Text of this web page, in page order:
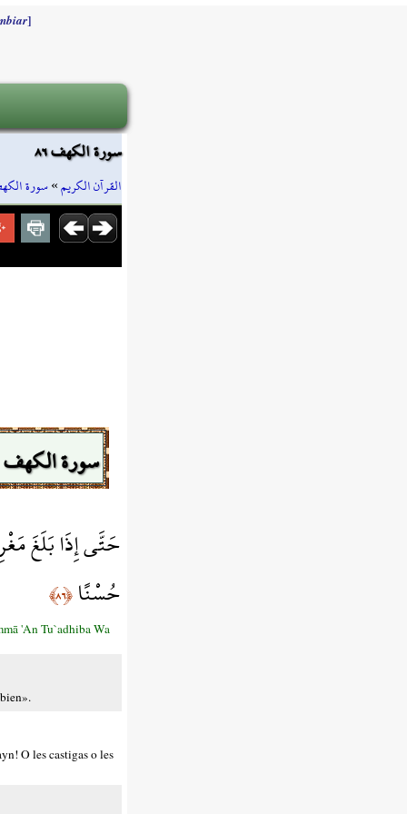
]
سورة الكهف ٨٦
القرآن الكريم»سورة
سورة الكهف
حَتَّى إِذَا بَلَغَ
حُسْنًا﴿٨٦﴾
'An Tu`adhiba Wa
O les castigas o les